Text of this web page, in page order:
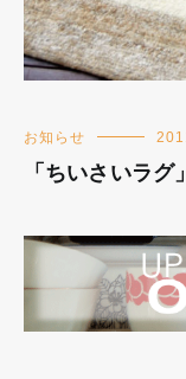
お知らせ
「ちいさいラ